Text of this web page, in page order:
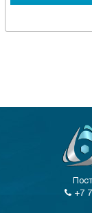
+7